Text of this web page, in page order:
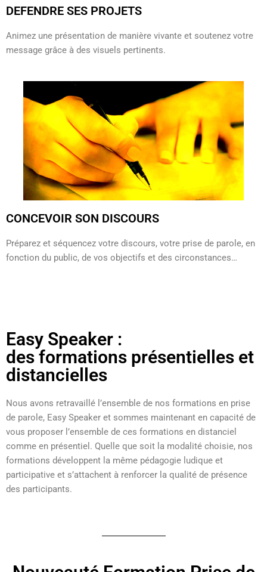
DEFENDRE SES PROJETS
Animez une présentation de manière vivante et soutenez votre
message grâce à des visuels pertinents.
CONCEVOIR SON DISCOURS
Préparez et séquencez votre discours, votre prise de parole, en
fonction du public, de vos objectifs et des circonstances…
Easy Speaker :
des formations présentielles et
distancielles
Nous avons retravaillé l’ensemble de nos formations en prise
de parole, Easy Speaker et sommes maintenant en capacité de
vous proposer l’ensemble de ces formations en distanciel
comme en présentiel. Quelle que soit la modalité choisie, nos
formations développent la même pédagogie ludique et
participative et s’attachent à renforcer la qualité de présence
des participants.